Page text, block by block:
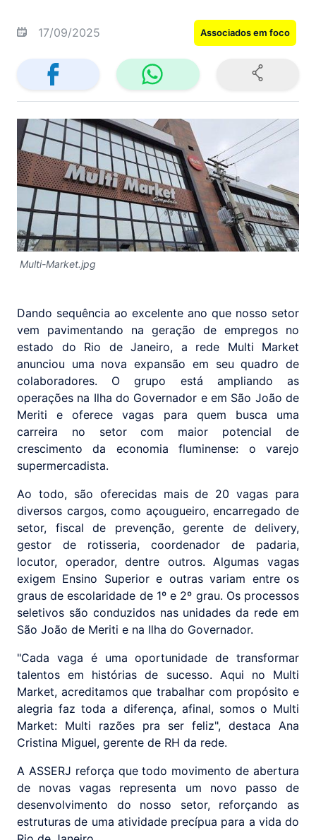
17/09/2025 Associados em foco
Multi-Market.jpg
Dando sequência ao excelente ano que nosso setor
vem pavimentando na geração de empregos no
estado do Rio de Janeiro, a rede Multi Market
anunciou uma nova expansão em seu quadro de
colaboradores. O grupo está ampliando as
operações na Ilha do Governador e em São João de
Meriti e oferece vagas para quem busca uma
carreira no setor com maior potencial de
crescimento da economia fluminense: o varejo
supermercadista.
Ao todo, são oferecidas mais de 20 vagas para
diversos cargos, como açougueiro, encarregado de
setor, fiscal de prevenção, gerente de delivery,
gestor de rotisseria, coordenador de padaria,
locutor, operador, dentre outros. Algumas vagas
exigem Ensino Superior e outras variam entre os
graus de escolaridade de 1º e 2º grau. Os processos
seletivos são conduzidos nas unidades da rede em
São João de Meriti e na Ilha do Governador.
"Cada vaga é uma oportunidade de transformar
talentos em histórias de sucesso. Aqui no Multi
Market, acreditamos que trabalhar com propósito e
alegria faz toda a diferença, afinal, somos o Multi
Market: Multi razões pra ser feliz", destaca Ana
Cristina Miguel, gerente de RH da rede.
A ASSERJ reforça que todo movimento de abertura
de novas vagas representa um novo passo de
desenvolvimento do nosso setor, reforçando as
estruturas de uma atividade precípua para a vida do